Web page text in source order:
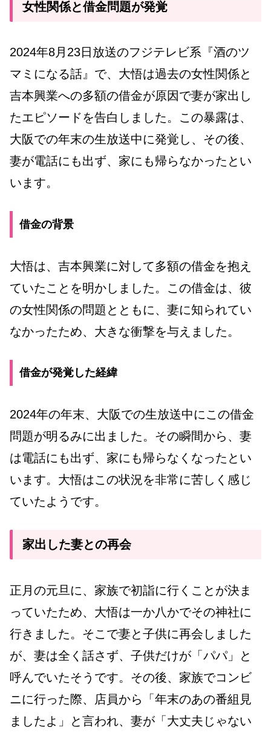
女性関係と借金問題が発覚
2024年8月23日放送のフジテレビ系『酒のツ
マミになる話』で、大悟は過去の女性関係と
吉本興業への多額の借金が原因で妻が家出し
たエピソードを告白しました。この暴露は、
大阪での年末の生放送中に発覚し、その後、
妻が電話にも出ず、家にも帰らなかったとい
います。
借金の背景
大悟は、吉本興業に対して多額の借金を抱え
ていたことを明かしました。この借金は、彼
の女性関係の問題とともに、妻に知られてい
なかったため、大きな衝撃を与えました。
借金が発覚した経緯
2024年の年末、大阪での生放送中にこの借金
問題が明るみに出ました。その瞬間から、妻
は電話にも出ず、家にも帰らなくなったとい
います。大悟はこの状況を非常に苦しく感じ
ていたようです。
家出した妻との再会
正月の元旦に、家族で初詣に行くことが決ま
っていたため、大悟は一か八かでその神社に
行きました。そこで妻と子供に再会しました
が、妻は全く話さず、子供だけが「パパ」と
呼んでいたそうです。その後、家族でコンビ
ニに行った際、店員から「年末のあの番組見
ましたよ」と言われ、妻が「大丈夫じゃない